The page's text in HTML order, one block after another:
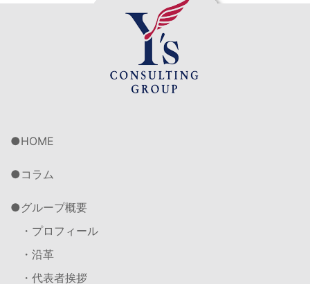
HOME
コラム
グループ概要
・プロフィール
・沿革
・代表者挨拶